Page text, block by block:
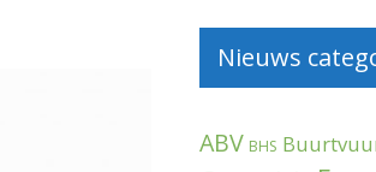
Nieuws
ABV BHS